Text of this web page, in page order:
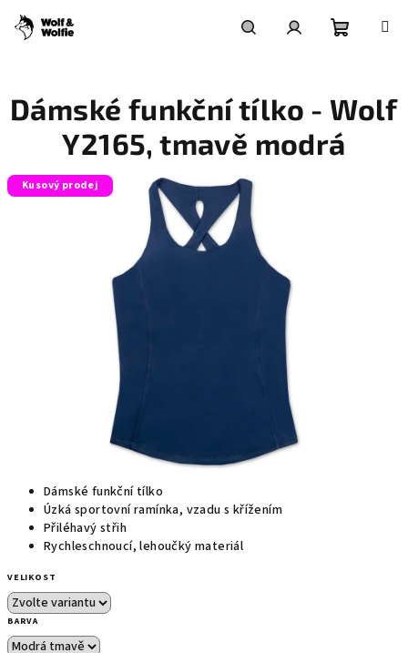
obsah
košík
Dámské funkční tílko
Úzká sportovní ramínka, vzadu s křížením
Přiléhavý střih
Rychleschnoucí, lehoučký materiál
VELIKOST
BARVA
Dámské funkční tílko - Wolf
Y2165, tmavě modrá
Kusový prodej